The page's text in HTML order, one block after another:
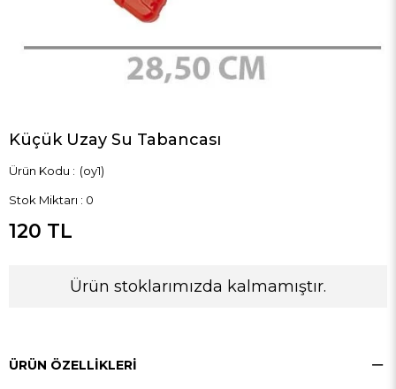
Küçük Uzay Su Tabancası
(oy1)
Stok Miktarı : 0
120 TL
Ürün stoklarımızda kalmamıştır.
ÜRÜN ÖZELLIKLERI